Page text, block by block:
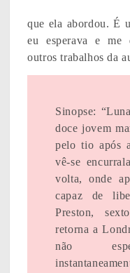
que ela abordou. É
eu esperava e me
outros trabalhos da
Sinopse:
doce jovem
pelo tio após
vê-se
volta, onde
capaz de
Preston,
retorna a
não